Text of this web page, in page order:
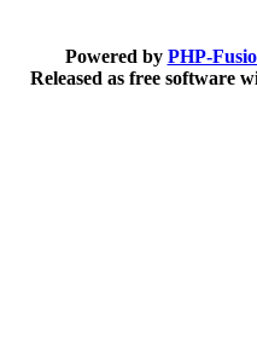
Powered by PHP-
Released as free software